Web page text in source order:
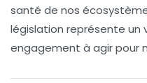
santé de nos
législation représente un
engagement à agir pour